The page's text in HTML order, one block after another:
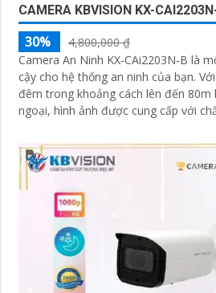
CAMERA KBVISION KX-
30%
4,800,000 ₫
Camera An Ninh KX-CAi2203N-B là
cậy cho hệ thống an ninh của bạn. Với khả năng xem ban
đêm trong khoảng cách lên đến 80m
ngoại, hình ảnh được cung cấp với